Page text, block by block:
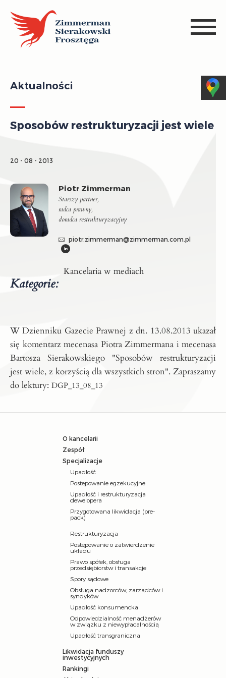
Aktualności
Sposobów restrukturyzacji jest wiele
20 - 08 - 2013
Piotr Zimmerman
Starszy partner,
radca prawny,
doradca restrukturyzacyjny
piotr.zimmerman@zimmerman.com.pl
Kategorie:
Kancelaria w mediach
W Dzienniku Gazecie Prawnej z dn. 13.08.2013 ukazał
się komentarz mecenasa Piotra Zimmermana i mecenasa
Bartosza Sierakowskiego "Sposobów restrukturyzacji
jest wiele, z korzyścią dla wszystkich stron". Zapraszamy
do lektury: DGP_13_08_13
O kancelarii
Zespół
Specjalizacje
Upadłość
Postępowanie egzekucyjne
Upadłość i restrukturyzacja
dewelopera
Przygotowana likwidacja (pre-
pack)
Restrukturyzacja
Postępowanie o zatwierdzenie
układu
Prawo spółek, obsługa
przedsiębiorstw i transakcje
Spory sądowe
Obsługa nadzorców, zarządców i
syndyków
Upadłość konsumencka
Odpowiedzialność menadżerów
w związku z niewypłacalnością
Upadłość transgraniczna
Likwidacja funduszy
inwestycyjnych
Rankingi